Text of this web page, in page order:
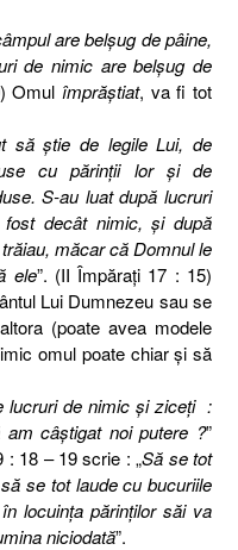
are belşug de pâine,
de nimic are belşug de
Omul împrăştiat, va fi tot
să ştie de legile Lui, de
cu părinţii lor şi de
S-au luat după lucruri
decât nimic, şi după
măcar că Domnul le
ele”. (II Împăraţi 17 : 15)
Lui Dumnezeu sau se
(poate avea modele
omul poate chiar şi să
lucruri de nimic şi ziceţi :
am câştigat noi putere ?”
: 18 – 19 scrie : „Să se tot
se tot laude cu bucuriile
locuinţa părinţilor săi va
niciodată”.